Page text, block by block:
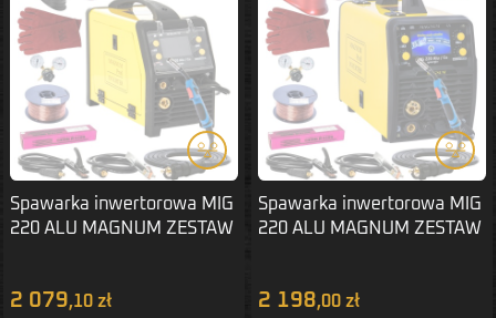
Spawarka inwertorowa MIG
220 ALU MAGNUM ZESTAW
2 079,10 zł
Spawarka inwertorowa MIG
220 ALU MAGNUM ZESTAW
2 198,00 zł